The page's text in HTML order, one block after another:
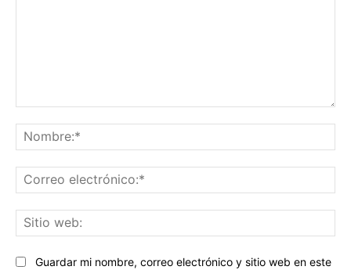
Guardar mi nombre, correo electrónico y sitio web en este